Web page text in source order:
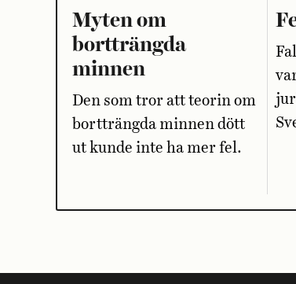
Myten om
bortträngda
minnen
Den som tror att teorin om
bortträngda minnen dött
ut kunde inte ha mer fel.